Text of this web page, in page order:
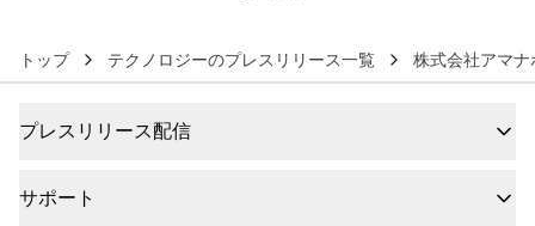
トップ テクノロジーのプレスリリース一覧 株式会社アマ
プレスリリース配信
サポート